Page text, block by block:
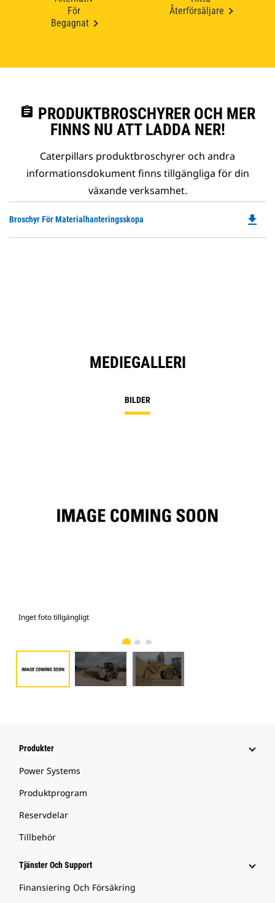
För
Begagnat
Återförsäljare
assignment PRODUKTBROSCHYRER OCH MER
FINNS NU ATT LADDA NER!
Caterpillars produktbroschyrer och andra
informationsdokument finns tillgängliga för din
växande verksamhet.
Broschyr För Materialhanteringsskopa file_download
MEDIEGALLERI
BILDER
Inget foto tillgängligt
Produkter
Power Systems
Produktprogram
Reservdelar
Tillbehör
Tjänster Och Support
Finansiering Och Försäkring